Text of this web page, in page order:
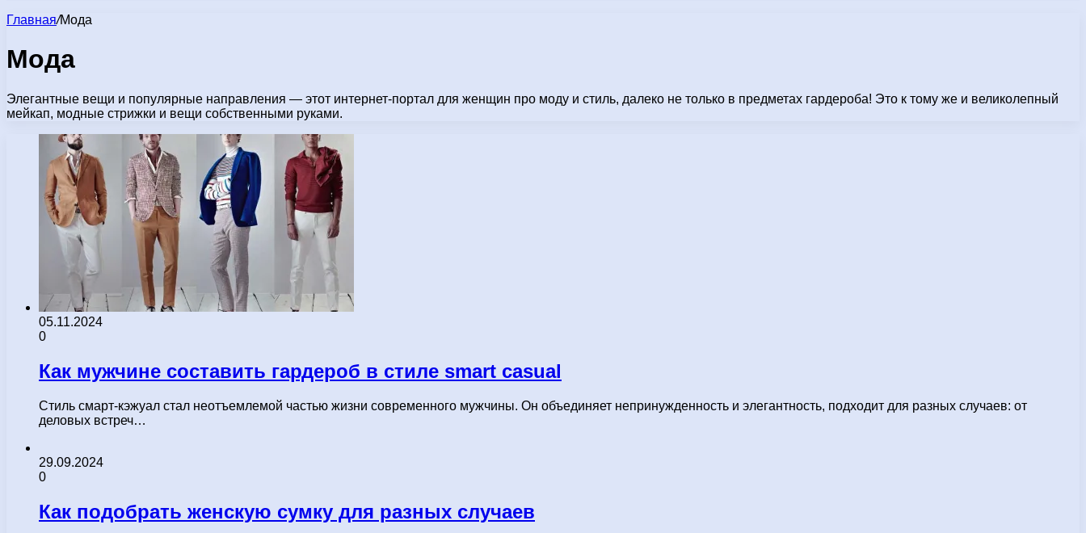
Главная/Мода
Мода
Элегантные вещи и популярные направления — этот интернет-портал для женщин про моду и стиль, далеко не только в предметах гардероба! Это к тому же и великолепный
мейкап, модные стрижки и вещи собственными руками.
05.11.2024
0
Как мужчине составить гардероб в стиле smart casual
Стиль смарт-кэжуал стал неотъемлемой частью жизни современного мужчины. Он объединяет непринужденность и элегантность, подходит для разных случаев: от
деловых встреч…
29.09.2024
0
Как подобрать женскую сумку для разных случаев